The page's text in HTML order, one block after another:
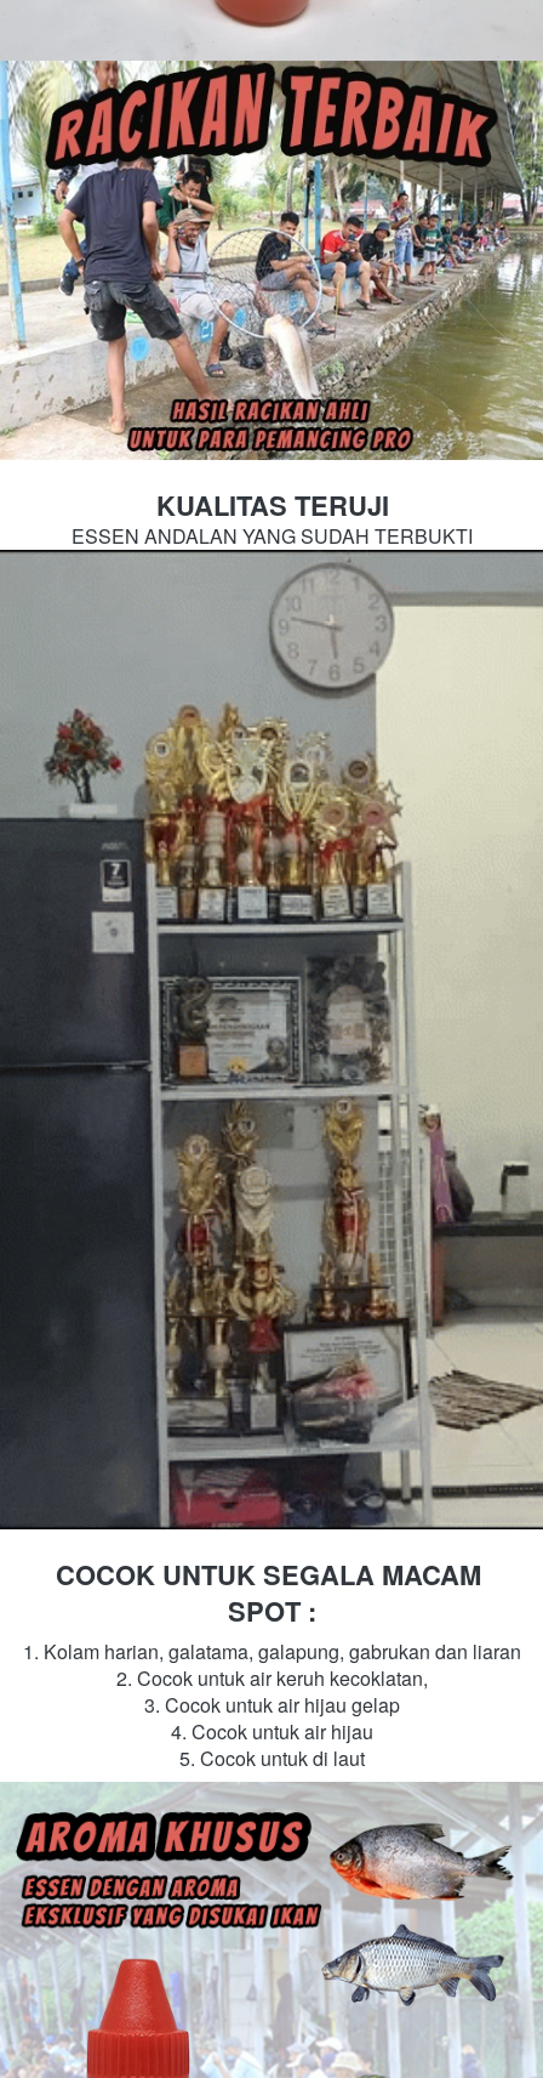
KUALITAS TERUJI
ESSEN ANDALAN YANG SUDAH TERBUKTI
COCOK UNTUK SEGALA MACAM
SPOT :
Kolam harian, galatama, galapung, gabrukan dan liaran
Cocok untuk air keruh kecoklatan,
Cocok untuk air hijau gelap
Cocok untuk air hijau
Cocok untuk di laut